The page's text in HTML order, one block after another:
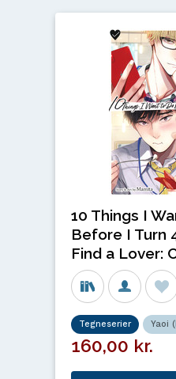
10 Things I
Before I Turn
Find a Lover:
Tegneserier Yaoi
160,00 kr.